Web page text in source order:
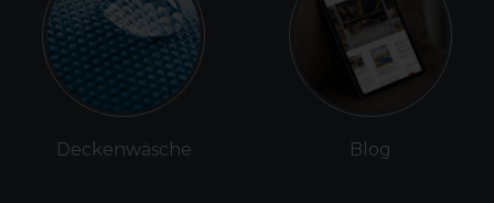
Deckenwäsche Blog